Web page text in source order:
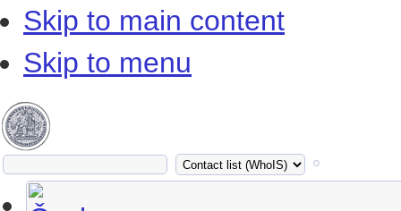
Skip to main content
Skip to menu